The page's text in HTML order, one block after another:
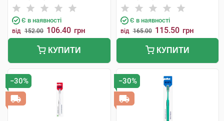
Є в наявності
від 152.00 106.40 грн
КУПИТИ
Є в наявності
від 165.00 115.50 грн
КУПИТИ
−30% −30%